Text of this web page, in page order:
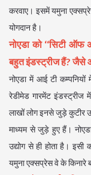
करवाए। इसमें यमुना
योगदान है।
नोएडा को ‘‘सिटी ऑफ
बहुत इंडस्ट्रीज हैं? जैसे
नोएडा में आई टी
रेडीमेड गारमेंट इंडस्ट्रीज
लाखों लोग इनसे जुड़े कुटीर
माध्यम से जुड़े हुए हैं।
उद्योग से ही होता है। इसी
यमुना एक्सप्रेस वे के किनारे